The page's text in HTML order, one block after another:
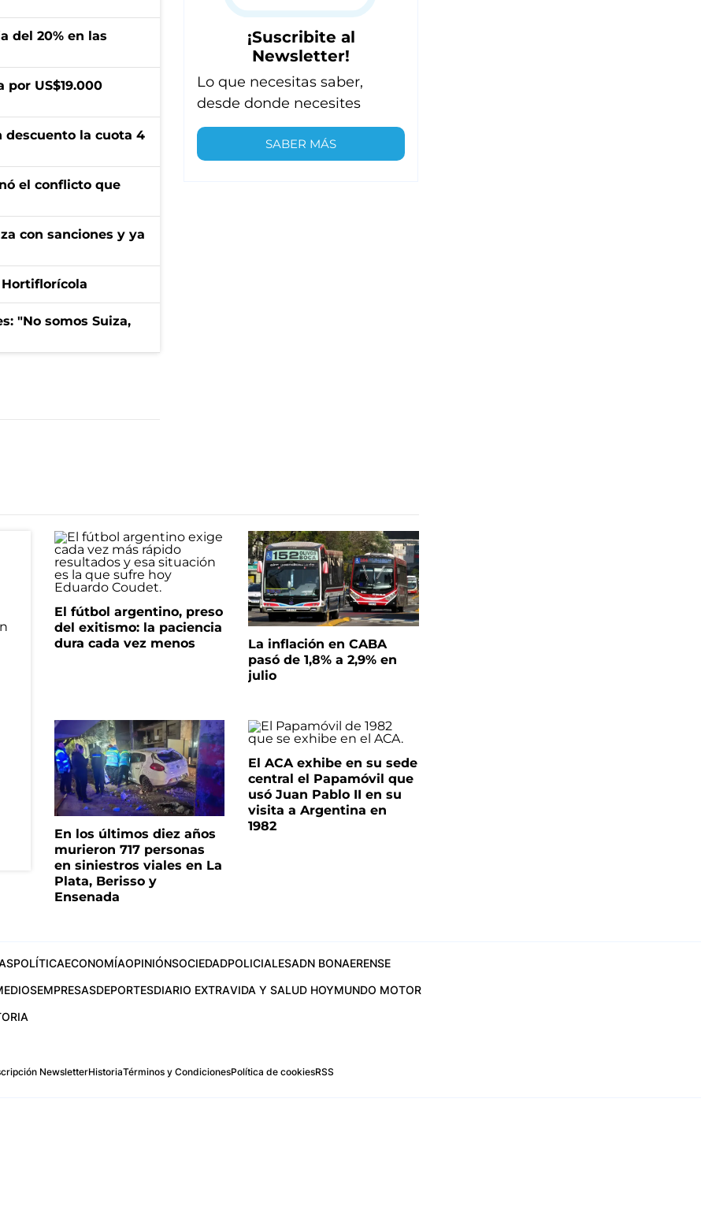
del 20% en las
US$19.000
descuento la cuota 4
el conflicto que
con sanciones y ya
"No somos Suiza,
¡Suscribite al
Newsletter!
Lo que necesitas saber,
desde donde necesites
SABER MÁS
El fútbol argentino, preso
del exitismo: la paciencia
dura cada vez menos
La inflación en CABA
pasó de 1,8% a 2,9% en
julio
En los últimos diez años
murieron 717 personas
en siniestros viales en La
Plata, Berisso y
Ensenada
El ACA exhibe en su sede
central el Papamóvil que
usó Juan Pablo II en su
visita a Argentina en
1982
POLÍTICAECONOMÍAOPINIÓNSOCIEDADPOLICIALESADN BONAERENSE
EMPRESASDEPORTESDIARIO EXTRAVIDA Y SALUD HOYMUNDO MOTOR
NewsletterHistoriaTérminos y CondicionesPolítica de cookiesRSS